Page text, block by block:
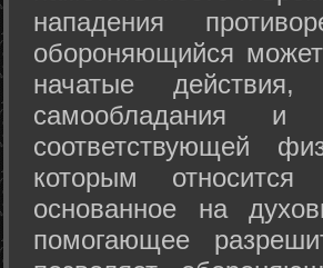
нападения
обороняющийся
начатые
самообладания
соответствующей
которым
основанное на
помогающее